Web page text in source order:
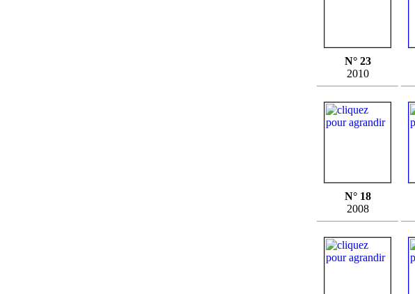
N° 23
2010
N° 18
2008